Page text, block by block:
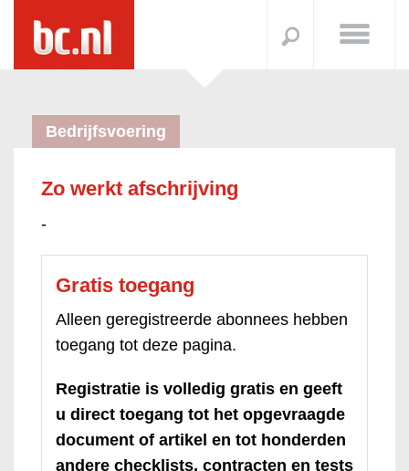
Bedrijfsvoering
Zo werkt afschrijving
-
Gratis toegang
Alleen geregistreerde abonnees hebben
toegang tot deze pagina.
Registratie is volledig gratis en geeft
u direct toegang tot het opgevraagde
document of artikel en tot honderden
andere checklists, contracten en tests